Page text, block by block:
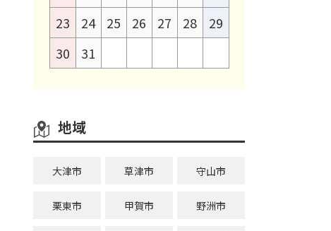
23
24 25 26 27 28
29
30
31
地域
大津市 草津市 守山市
栗東市 甲賀市 野洲市